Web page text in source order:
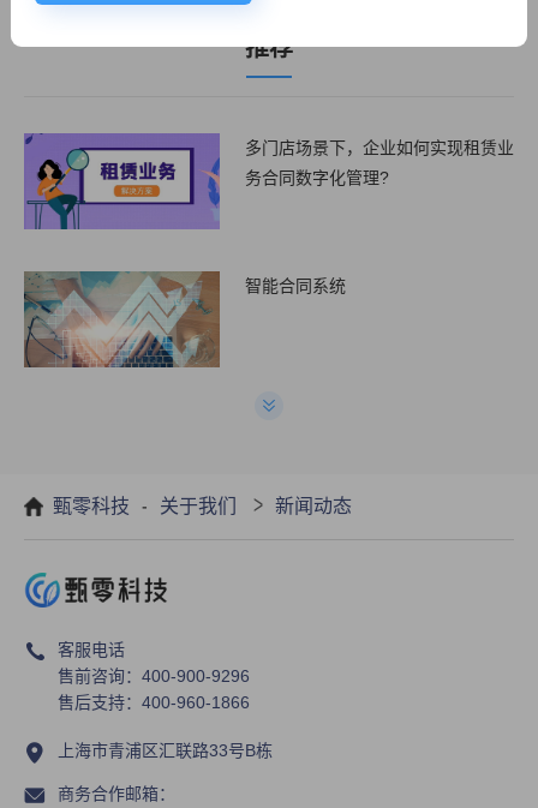
推荐
多门店场景下，企业如何实现租赁业
务合同数字化管理?
智能合同系统
甄零科技 - 关于我们 > 新闻动态
客服电话
售前咨询：400-900-9296
售后支持：400-960-1866
上海市青浦区汇联路33号B栋
商务合作邮箱：